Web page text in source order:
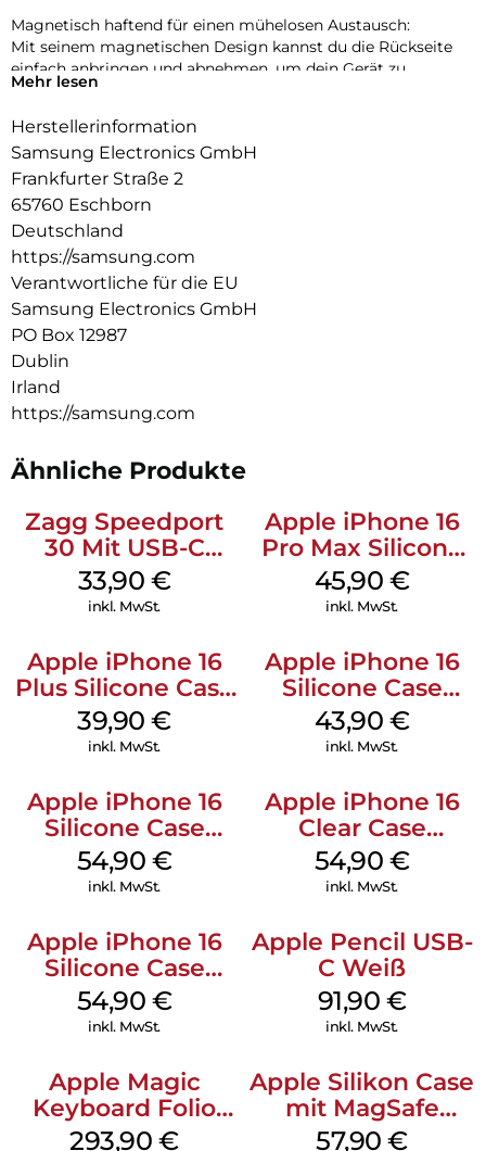
Magnetisch haftend für einen mühelosen Austausch:
Mit seinem magnetischen Design kannst du die Rückseite
einfach anbringen und abnehmen, um dein Gerät zu
personalisieren. Ersetze es nach deinen Vorlieben, um es
Automatischer Weck- und Ruhemodus:
Dein Tablet geht sofort an, wenn du das Smart Book Cover
Aufgaben weitermachen. Das Cover erkennt, wenn du das
Tablet geschlossen hast und wechselt direkt in den
Ruhemodus.
Mehr lesen
Herstellerinformation
Samsung Electronics GmbH
Frankfurter Straße 2
65760 Eschborn
Deutschland
https://samsung.com
Verantwortliche für die EU
Samsung Electronics GmbH
PO Box 12987
Dublin
Irland
https://samsung.com
Ähnliche Produkte
Zagg Speedport
30 Mit USB-C
Kabel Weiß
33,90 €
inkl. MwSt.
Apple iPhone 16
Pro Max Silicone
Case MagSafe
Ultramarine
45,90 €
inkl. MwSt.
Apple iPhone 16
Plus Silicone Case
MagSafe Plum
39,90€
inkl. MwSt.
Apple iPhone 16
Silicone Case
MagSafe Plum
43,90 €
inkl. MwSt.
Apple iPhone 16
Silicone Case
MagSafe Black
54,90 €
inkl. MwSt.
Apple iPhone 16
Clear Case
MagSafe
Transparent
54,90 €
inkl. MwSt.
Apple iPhone 16
Silicone Case
MagSafe Lake
Green
54,90 €
inkl. MwSt.
Apple Pencil USB-
C Weiß
91,90 €
inkl. MwSt.
Apple Magic
Keyboard Folio
iPad 10.9″ (10.Gen.)
293,90€
Apple Silikon Case
mit MagSafe
iPhone 14 Pro
57,90€